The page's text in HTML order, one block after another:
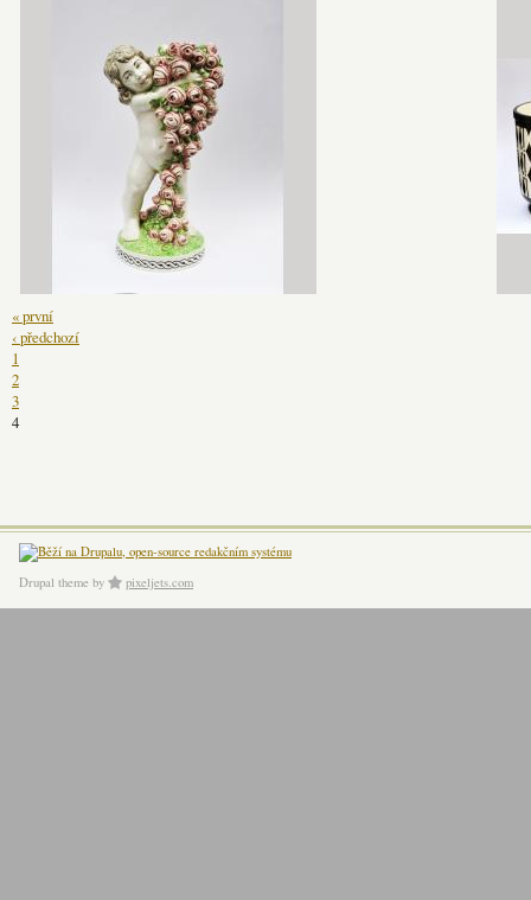
« první
‹ předchozí
1
2
3
4
Drupal theme by pixeljets.com